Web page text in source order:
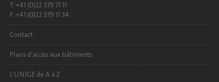
T. +41 (0)22 379 71 11
F. +41 (0)22 379 11 34
Contact
Plans d'accès aux bâtiments
L'UNIGE de A à Z